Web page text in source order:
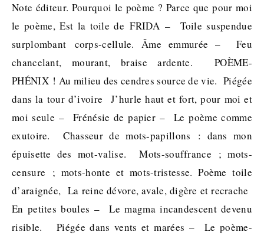
Note éditeur. Pourquoi le poème ? Parce que pour moi
le poème, Est la toile de FRIDA – Toile suspendue
surplombant corps-cellule. Âme emmurée – Feu
chancelant, mourant, braise ardente. POÈME-
PHÉNIX ! Au milieu des cendres source de vie. Piégée
dans la tour d’ivoire J’hurle haut et fort, pour moi et
moi seule – Frénésie de papier – Le poème comme
exutoire. Chasseur de mots-papillons : dans mon
épuisette des mot-valise. Mots-souffrance ; mots-
censure ; mots-honte et mots-tristesse. Poème toile
d’araignée, La reine dévore, avale, digère et recrache
En petites boules – Le magma incandescent devenu
risible. Piégée dans vents et marées – Le poème-